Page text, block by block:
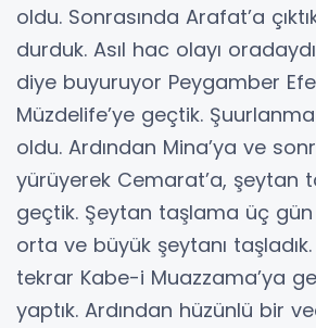
oldu. Sonrasında Arafat’a
durduk. Asıl hac olayı
diye buyuruyor Peygamber
Müzdelife’ye geçtik.
oldu. Ardından Mina’ya ve
yürüyerek Cemarat’a, şeytan
geçtik. Şeytan taşlama üç gün
orta ve büyük şeytanı
tekrar Kabe-i Muazzama’ya
yaptık. Ardından hüzünlü bir